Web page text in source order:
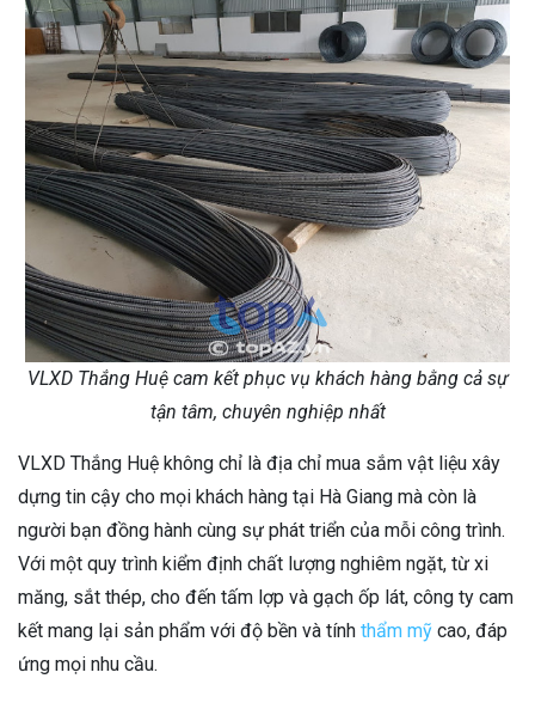
VLXD Thắng Huệ cam kết phục vụ khách hàng bằng cả sự
tận tâm, chuyên nghiệp nhất
VLXD Thắng Huệ không chỉ là địa chỉ mua sắm vật liệu xây
dựng tin cậy cho mọi khách hàng tại Hà Giang mà còn là
người bạn đồng hành cùng sự phát triển của mỗi công trình.
Với một quy trình kiểm định chất lượng nghiêm ngặt, từ xi
măng, sắt thép, cho đến tấm lợp và gạch ốp lát, công ty cam
kết mang lại sản phẩm với độ bền và tính thẩm mỹ cao, đáp
ứng mọi nhu cầu.